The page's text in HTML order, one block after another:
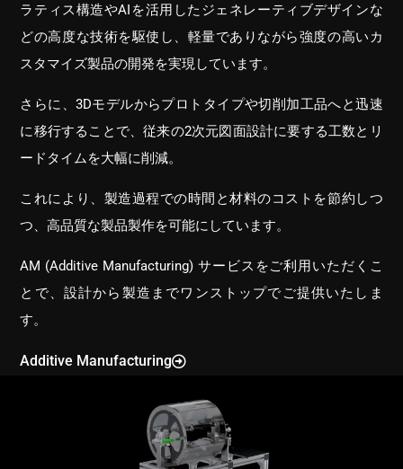
ラティス構造やAIを活用したジェネレーティブデザインな
どの高度な技術を駆使し、軽量でありながら強度の高いカ
スタマイズ製品の開発を実現しています。
さらに、3Dモデルからプロトタイプや切削加工品へと迅速
に移行することで、従来の2次元図面設計に要する工数とリ
ードタイムを大幅に削減。
これにより、製造過程での時間と材料のコストを節約しつ
つ、高品質な製品製作を可能にしています。
AM (Additive Manufacturing) サービスをご利用いただくこ
とで、設計から製造までワンストップでご提供いたしま
す。
Additive Manufacturing